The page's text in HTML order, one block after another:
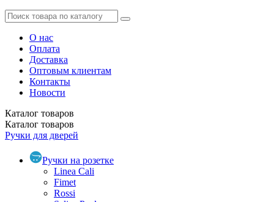
О нас
Оплата
Доставка
Оптовым клиентам
Контакты
Новости
Каталог товаров
Каталог товаров
Ручки для дверей
Ручки на розетке
Linea Cali
Fimet
Rossi